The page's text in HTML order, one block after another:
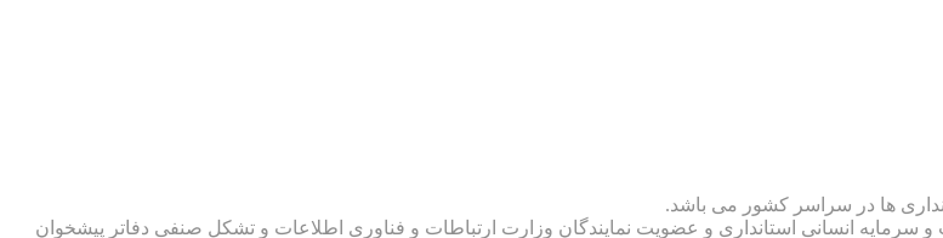
ها در سراسر کشور می باشد.
انسانی استانداری و عضویت نمایندگان وزارت ارتباطات و فناوری اطلاعات و تشکل صنفی دفاتر پیشخوان